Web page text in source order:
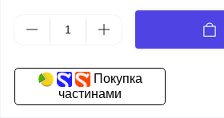
частинами